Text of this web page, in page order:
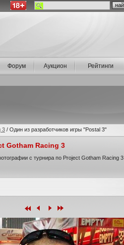
Форум Аукцион Рейтинги
3 / Один из разработчиков игры "Postal 3"
Gotham Racing 3
с турнира по Project Gotham Racing 3